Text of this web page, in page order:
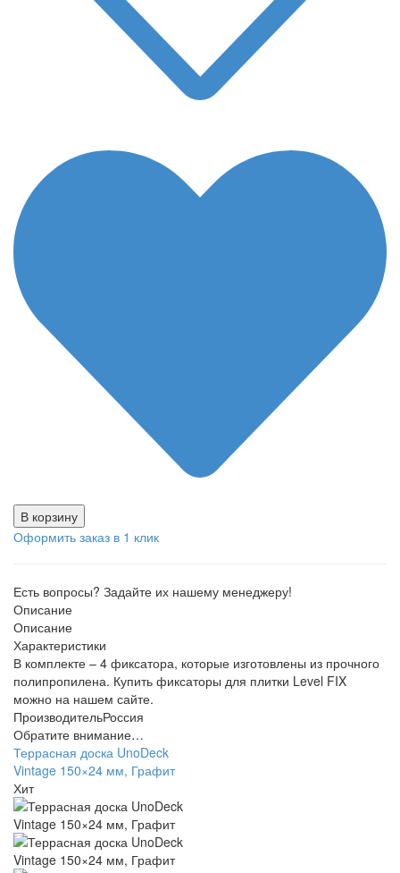
В корзину
Оформить заказ в 1 клик
Есть вопросы? Задайте их нашему менеджеру!
Описание
Описание
Характеристики
В комплекте – 4 фиксатора, которые изготовлены из прочного
полипропилена. Купить фиксаторы для плитки Level FIX
можно на нашем сайте.
ПроизводительРоссия
Обратите внимание…
Террасная доска UnoDeck
Vintage 150×24 мм, Графит
Хит